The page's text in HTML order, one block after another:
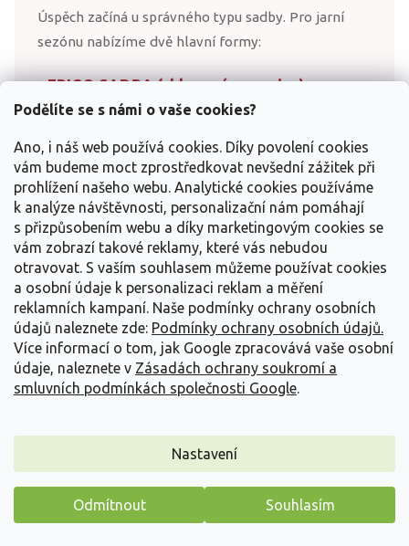
Podělíte se s námi o vaše cookies?
Ano, i náš web používá cookies. Díky povolení cookies
vám budeme moct zprostředkovat nevšední zážitek při
prohlížení našeho webu. Analytické cookies používáme
k analýze návštěvnosti, personalizační nám pomáhají
s přizpůsobením webu a díky marketingovým cookies se
vám zobrazí takové reklamy, které vás nebudou
otravovat. S vaším souhlasem můžeme používat cookies
a osobní údaje k personalizaci reklam a měření
reklamních kampaní. Naše podmínky ochrany osobních
údajů naleznete zde: Podmínky ochrany osobních údajů.
Více informací o tom, jak Google zpracovává vaše osobní
údaje, naleznete v Zásadách ochrany soukromí a
smluvních podmínkách společnosti Google.
Nastavení
Odmítnout Souhlasím
Úspěch začíná u správného typu sadby. Pro jarní
sezónu nabízíme dvě hlavní formy:
• FRIGO SADBA (chlazené sazenice)
Jedná se oprostokořenné sazenice v útlumu
Po výsadbě do jarní půdy okamžitě „explodují“
růstem a přinášejí úrodu už po 8–10 týdnech. Je to
nejefektivnější cesta k rychlé sklizni bez čekání na
další rok.
Více o frigo sadbě →
• KONTEJNEROVANÉ SAZENICE (v
květináči)
Klasika spevným kořenovým balem. Tyto
sazenice můžete sázet prakticky kdykoliv během
výsadbu do truhlíků či vyvýšených záhonů, kde se
rychle uchytí.
Máme pro vás malý dárek